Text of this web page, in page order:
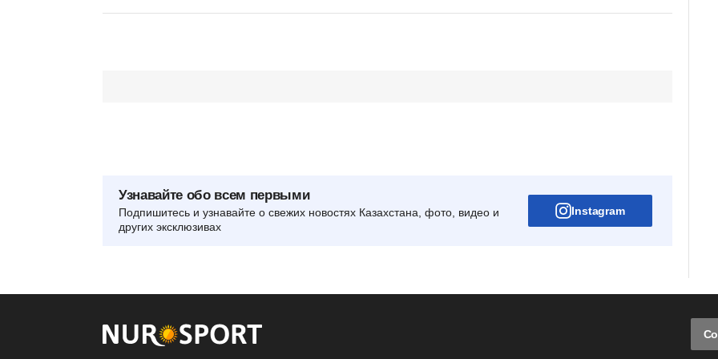
Узнавайте обо всем первыми
Подпишитесь и узнавайте о свежих новостях Казахстана, фото, видео и
других эксклюзивах
Instagram